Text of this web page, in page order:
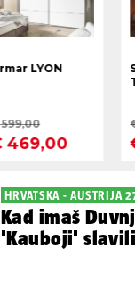
HRVATSKA - AUSTRIJA
Kad imaš
'Kauboji'